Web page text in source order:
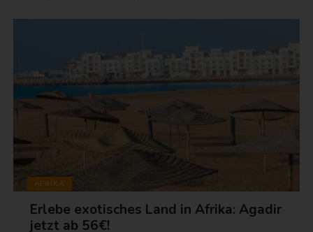
AFRIKA
Erlebe exotisches Land in Afrika: Agadir
jetzt ab 56€!